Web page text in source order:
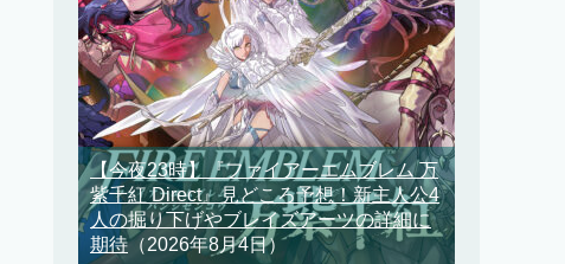
【今夜23時】『ファイアーエムブレム 万
紫千紅 Direct』見どころ予想！新主人公4
人の掘り下げやブレイズアーツの詳細に
期待（2026年8月4日）